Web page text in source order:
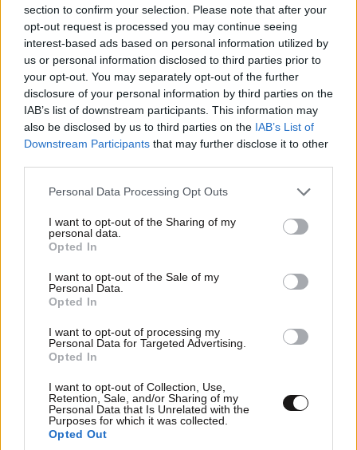
section to confirm your selection. Please note that after your
opt-out request is processed you may continue seeing
interest-based ads based on personal information utilized by
us or personal information disclosed to third parties prior to
your opt-out. You may separately opt-out of the further
disclosure of your personal information by third parties on the
IAB’s list of downstream participants. This information may
also be disclosed by us to third parties on the IAB’s List of
Downstream Participants that may further disclose it to other
Please note that this website/app uses one or more Google
not limited to your visit or usage behaviour. You may click to
grant or deny consent to Google and its third-party tags to
use your data for below specified purposes in below Google
consent section.
Personal Data Processing Opt Outs
I want to opt-out of the Sharing of my
personal data.
Opted In
I want to opt-out of the Sale of my
Personal Data.
Opted In
I want to opt-out of processing my
Personal Data for Targeted Advertising.
Opted In
I want to opt-out of Collection, Use,
Retention, Sale, and/or Sharing of my
Personal Data that Is Unrelated with the
Purposes for which it was collected.
Opted Out
αποκάλυψε η στήλη καιρό τώρα θα είναι υποψήφιος
στην Ανατολική Αττική, αλλά ανακοίνωση επίσημη
ακόμα να βγει.Έτσι όπως το πάει ο ΣΥΡΙΖΑ – ΠΣ θα
τον ανακοινώσει την τελευταία στιγμή.